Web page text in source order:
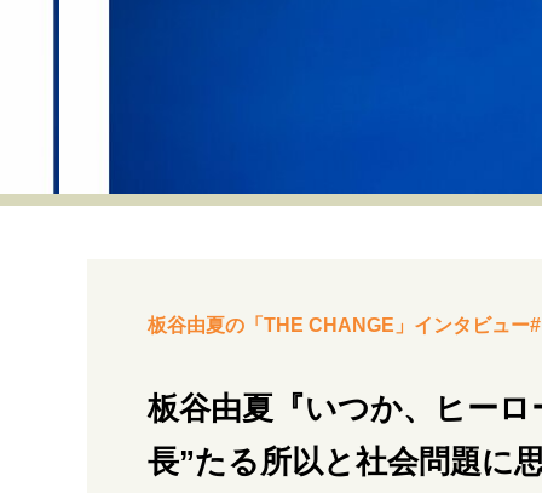
社会・カルチャー・マネー
板谷由夏の「THE CHANGE」インタビュー
板谷由夏『いつか、ヒー
長”たる所以と社会問題に